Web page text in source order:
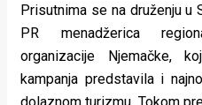
Prisutnima se na druženju u
PR menadžerica
organizacije Njemačke,
kampanja predstavila i